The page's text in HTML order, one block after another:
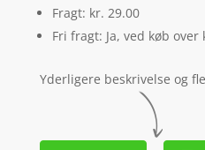
Fragt: kr. 29.00
Fri fragt: Ja, ved køb over
Yderligere beskrivelse og